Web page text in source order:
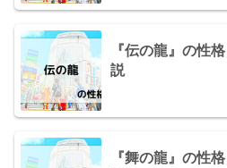
『伝の龍』の性
説
『舞の龍』の性